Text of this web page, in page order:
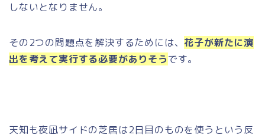
しないとなりません。
その2つの問題点を解決するためには、花子が新たに演
出を考えて実行する必要がありそうです。
天知も夜凪サイドの芝居は2日目のものを使うという反